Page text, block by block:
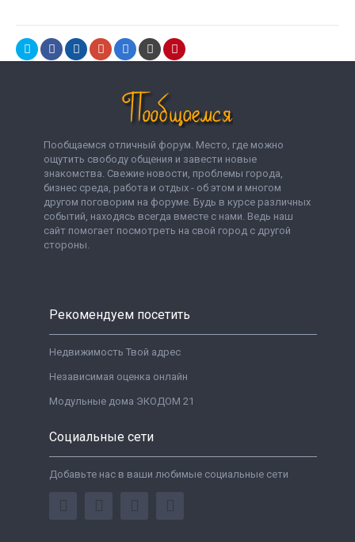
Пообщаемся отличный форум. Место, где можно
ощутить свободу общения и завести новые
знакомства. Свежие новости, проблемы города,
бизнес среда, работа и отдых - об этом и многом
другом поговорим на форуме. Будь в курсе различных
событий, находясь всегда вместе с нами. Ведь наш
сайт помогает посмотреть на свой город с другой
стороны.
Рекомендуем посетить
Недвижимость Твой адрес
Независимая оценка онлайн
Модульные дома ЭКОДОМ 21
Социальные сети
Добавьте нас в ваши любимые социальные сети